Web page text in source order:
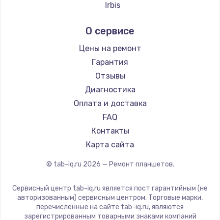
Замена системы охлаждения
1645 руб.
Заказать
Замена процессора
1290 руб.
Заказать
Замена оперативной памяти
960 руб.
Замена звуковой карты
1500 руб.
Irbis
Microsoft
BlackView
Amazon
Aquarius
Philips
Dell
HP
Getac
ZTE
CHUWI
О сервисе
Цены на ремонт
Гарантия
Отзывы
Диагностика
Оплата и доставка
FAQ
Контакты
Карта сайта
© tab-iq.ru 2026 — Ремонт планшетов.
Сервисный центр tab-iq.ru является пост гарантийным (не
авторизованным) сервисным центром. Торговые марки,
перечисленные на сайте tab-iq.ru, являются
зарегистрированным товарными знаками компаний